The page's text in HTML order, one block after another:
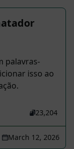
palavras-
isso ao
23,204
March 12, 2026